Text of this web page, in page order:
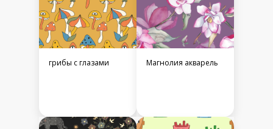
грибы с глазами Магнолия акварель